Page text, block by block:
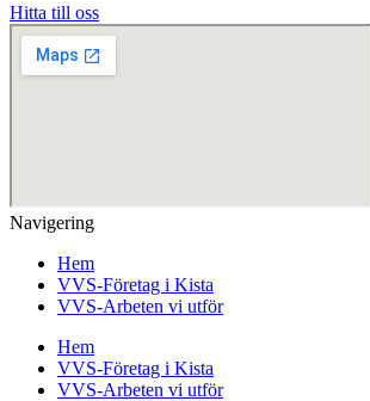
Hitta till oss
Navigering
Hem
VVS-Företag i Kista
VVS-Arbeten vi utför
Hem
VVS-Företag i Kista
VVS-Arbeten vi utför